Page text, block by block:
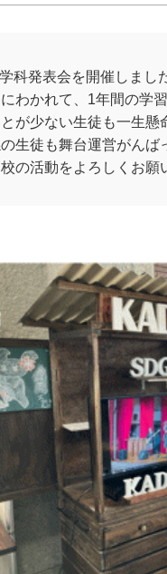
科発表会を開催しまし
わかれて、1年間の学
が少ない生徒も一生懸
生徒も舞台運営がんば
の活動をよろしくお願